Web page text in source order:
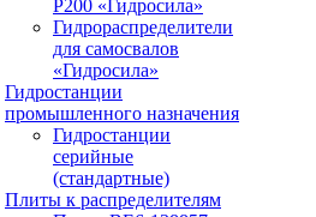
Р200 «Гидросила»
Гидрораспределители
для самосвалов
«Гидросила»
Гидростанции
промышленного назначения
Гидростанции
серийные
(стандартные)
Плиты к распределителям